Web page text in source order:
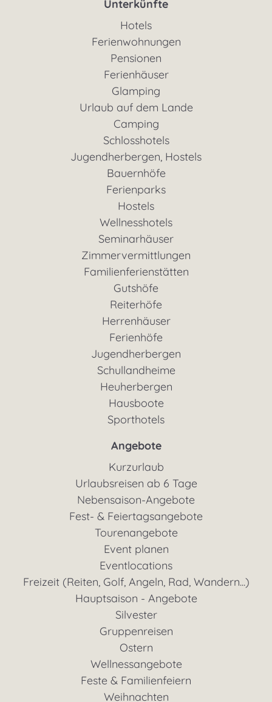
Unterkünfte
Hotels
Ferienwohnungen
Pensionen
Ferienhäuser
Glamping
Urlaub auf dem Lande
Camping
Schlosshotels
Jugendherbergen, Hostels
Bauernhöfe
Ferienparks
Hostels
Wellnesshotels
Seminarhäuser
Zimmervermittlungen
Familienferienstätten
Gutshöfe
Reiterhöfe
Herrenhäuser
Ferienhöfe
Jugendherbergen
Schullandheime
Heuherbergen
Hausboote
Sporthotels
Angebote
Kurzurlaub
Urlaubsreisen ab 6 Tage
Nebensaison-Angebote
Fest- & Feiertagsangebote
Tourenangebote
Event planen
Eventlocations
Freizeit (Reiten, Golf, Angeln, Rad, Wandern...)
Hauptsaison - Angebote
Silvester
Gruppenreisen
Ostern
Wellnessangebote
Feste & Familienfeiern
Weihnachten